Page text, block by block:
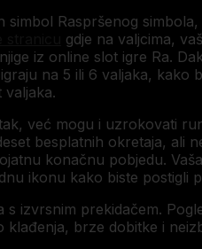
simbol Raspršenog
gdje na valjcima,
iz online slot igre Ra.
na 5 ili 6 valjaka,
valjaka.
već mogu i uzrokovati
besplatnih okretaja, ali
konačnu pobjedu.
ikonu kako biste postigli
izvrsnim prekidačem.
brze dobitke i